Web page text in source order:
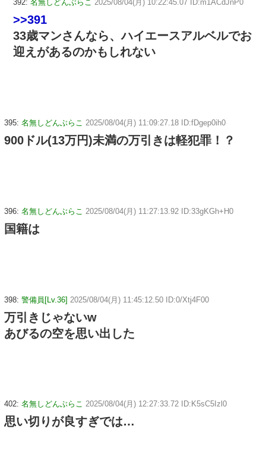
392: 名無しどんぶらこ 2025/08/04(月) 10:22:45.07 ID:m1ACdJnP0
>>391
33歳マンさんなら、ハイエースアルベルでお
迎えがあるのかもしれない
395: 名無しどんぶらこ 2025/08/04(月) 11:09:27.18 ID:fDgep0ih0
900ドル(13万円)未満の万引きは軽犯罪！？
396: 名無しどんぶらこ 2025/08/04(月) 11:27:13.92 ID:33gKGh+H0
国籍は
398: 警備員[Lv.36] 2025/08/04(月) 11:45:12.50 ID:0/Xtj4F00
万引きじゃないw
あびるの空を思い出した
402: 名無しどんぶらこ 2025/08/04(月) 12:27:33.72 ID:K5sC5Izl0
思い切りが良すぎでは…